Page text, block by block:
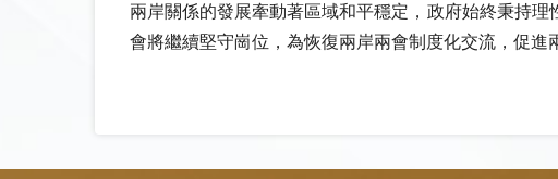
兩岸關係的發展牽動著區域和平穩定，政府始終秉持
會將繼續堅守崗位，為恢復兩岸兩會制度化交流，促進